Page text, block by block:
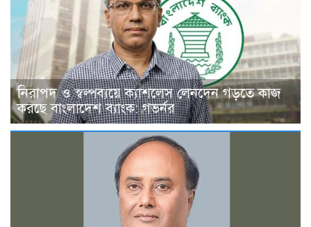
নিরাপদ ও স্বল্পব্যয়ে ক্যাশলেস লেনদেন গড়তে কাজ
করছে বাংলাদেশ ব্যাংক: গভর্নর